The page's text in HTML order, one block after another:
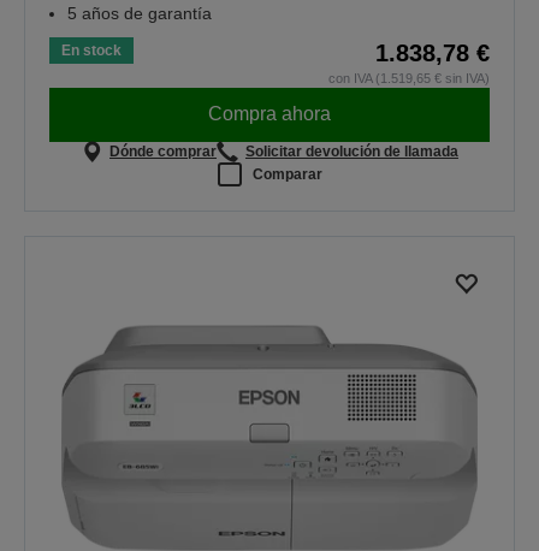
5 años de garantía
En stock 1.838,78 €
con IVA (1.519,65 € sin IVA)
Compra ahora
Dónde comprar
Solicitar devolución de llamada
Comparar